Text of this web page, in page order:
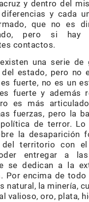
y dentro del
y cada
que no es
pero si hay
contactos.
una serie de
estado, pero no
fuerte, no es un
fuerte y además
es más
fuerzas, pero la
de terror. Lo
la desaparición
territorio con
entregar a las
se dedican a la
Por encima de
natural, la minería,
valioso, oro, plata,